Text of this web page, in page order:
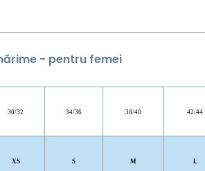
- pentru femei
30/32 34/36 38/40 42/44
XS S M L